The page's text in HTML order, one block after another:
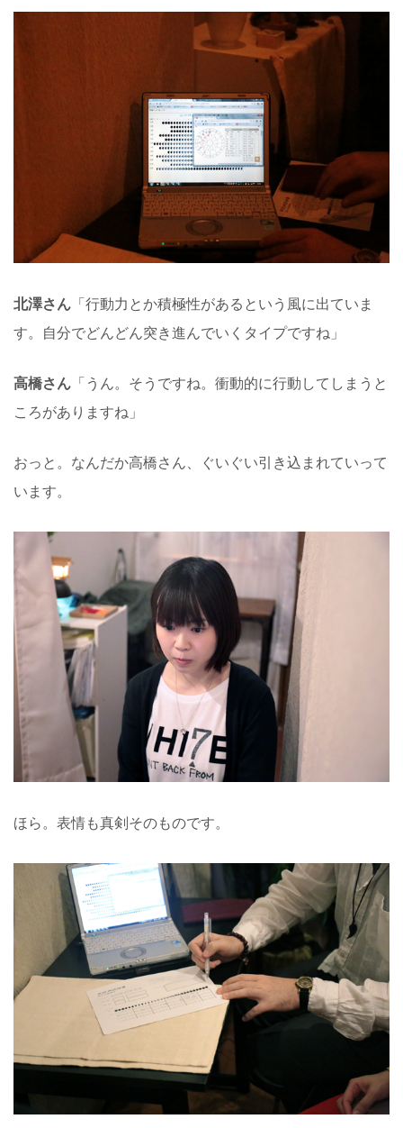
北澤さん 「行動力とか積極性があるという風に出ていま
す。自分でどんどん突き進んでいくタイプですね」
高橋さん 「うん。そうですね。衝動的に行動してしまうと
ころがありますね」
おっと。なんだか高橋さん、ぐいぐい引き込まれていって
います。
ほら。表情も真剣そのものです。